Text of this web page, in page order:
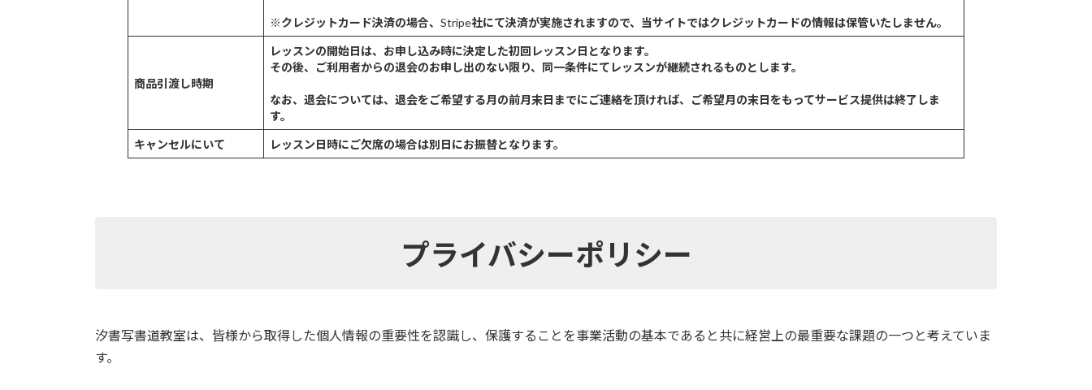
※クレジットカード決済の場合、 Stripe社にて決済が実施されますので、当サイトではクレジットカードの情報は保管いたしません。
商品引渡し時期
レッスンの開始日は、お申し込み時に決定した初回レッスン日となります。
その後、ご利用者からの退会のお申し出のない限り、同一条件にてレッスンが継続されるものとします。
なお、退会については、退会をご希望する月の前月末日までにご連絡を頂ければ、ご希望月の末日をもってサービス提供は終了しま
す。
キャンセルにいて レッスン日時にご欠席の場合は別日にお振替となります。
プライバシーポリシー
汐書写書道教室は、皆様から取得した個人情報の重要性を認識し、保護することを事業活動の基本であると共に経営上の最重要な課題の一つと考えていま
す。